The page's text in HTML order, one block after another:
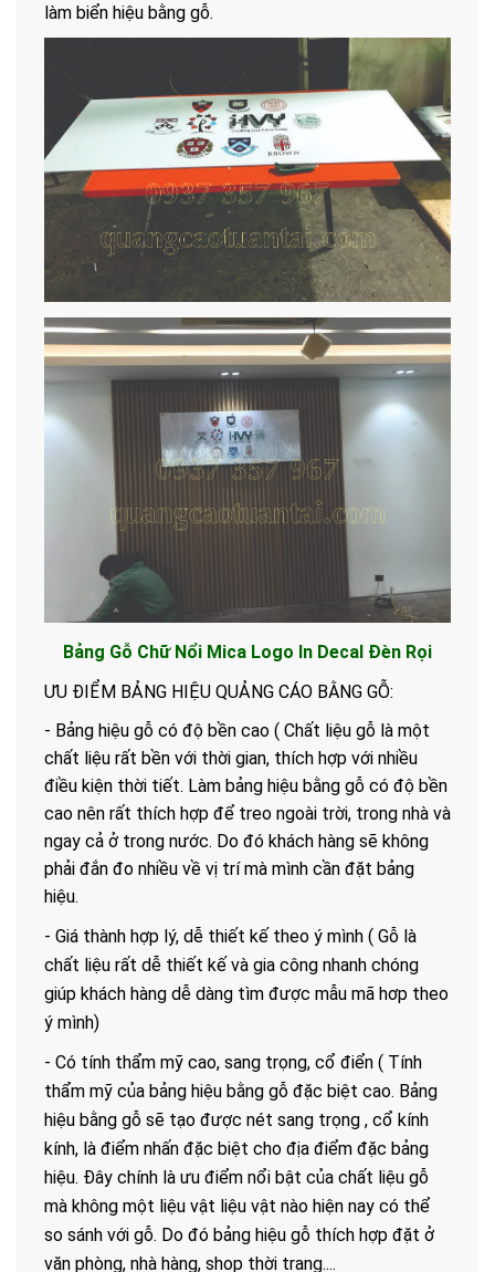
làm biển hiệu bằng gỗ.
Bảng Gỗ Chữ Nổi Mica Logo In Decal Đèn Rọi
ƯU ĐIỂM BẢNG HIỆU QUẢNG CÁO BẰNG GỖ:
- Bảng hiệu gỗ có độ bền cao ( Chất liệu gỗ là một
chất liệu rất bền với thời gian, thích hợp với nhiều
điều kiện thời tiết. Làm bảng hiệu bằng gỗ có độ bền
cao nên rất thích hợp để treo ngoài trời, trong nhà và
ngay cả ở trong nước. Do đó khách hàng sẽ không
phải đắn đo nhiều về vị trí mà mình cần đặt bảng
hiệu.
- Giá thành hợp lý, dễ thiết kế theo ý mình ( Gỗ là
chất liệu rất dễ thiết kế và gia công nhanh chóng
giúp khách hàng dễ dàng tìm được mẫu mã hơp theo
ý mình)
- Có tính thẩm mỹ cao, sang trọng, cổ điển ( Tính
thẩm mỹ của bảng hiệu bằng gỗ đặc biệt cao. Bảng
hiệu bằng gỗ sẽ tạo được nét sang trọng , cổ kính
kính, là điểm nhấn đặc biệt cho địa điểm đặc bảng
hiệu. Đây chính là ưu điểm nổi bật của chất liệu gỗ
mà không một liệu vật liệu vật nào hiện nay có thể
so sánh với gỗ. Do đó bảng hiệu gỗ thích hợp đặt ở
văn phòng, nhà hàng, shop thời trang....